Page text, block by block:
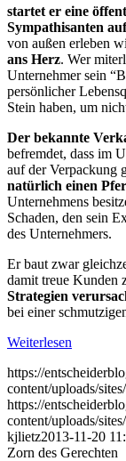
startet er eine
Sympathisanten
von außen erleben
ans Herz. Wer
Unternehmer sein
persönlicher
Stein haben, um
Der bekannte
befremdet, dass im
auf der Verpackung
natürlich einen
Unternehmens
Schaden, den sein
des Unternehmers.
Er baut zwar
damit treue Kunden
Strategien
bei einer
Weiterlesen
https://
content/uploads/
https://
content/uploads/
kjlietz2013-11-20
Zorn des Gerechten